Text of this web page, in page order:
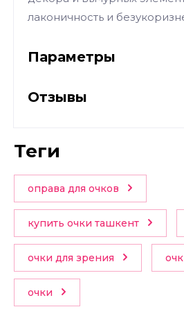
лаконичность и
Параметры
Отзывы
теги
оправа для очков
купить очки ташкент
очки для зрения
очки